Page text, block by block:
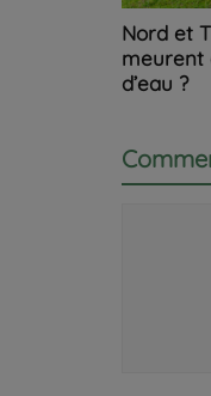
Nord et
meurent
d’eau ?